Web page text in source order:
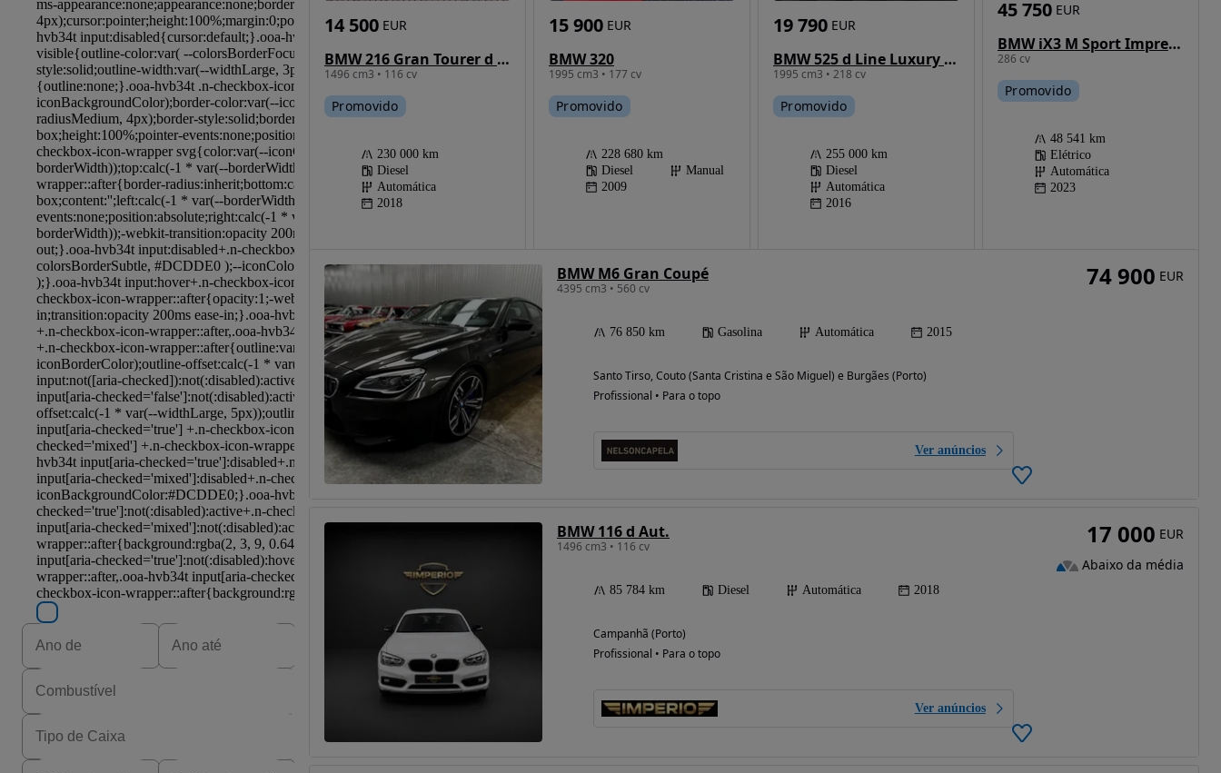
BMW 216 Gran Tourer d Aut. Advantage
1496 cm3 • 116 cv
14 500 EUR
Promovido
230 000 km
Diesel
Automática
2018
BMW 320
1995 cm3 • 177 cv
15 900 EUR
Promovido
228 680 km
Diesel
Manual
2009
BMW 525 d Line Luxury Auto
1995 cm3 • 218 cv
19 790 EUR
Promovido
255 000 km
Diesel
Automática
2016
BMW iX3 M Sport Impressive
286 cv
45 750 EUR
Promovido
48 541 km
Elétrico
Automática
2023
BMW M6 Gran Coupé
4395 cm3 • 560 cv
76 850 km Gasolina Automática 2015
Santo Tirso, Couto (Santa Cristina e São Miguel) e Burgães (Porto)
Profissional • Para o topo
Ver anúncios
74 900 EUR
BMW 116 d Aut.
1496 cm3 • 116 cv
85 784 km Diesel Automática 2018
Campanhã (Porto)
Profissional • Para o topo
Ver anúncios
17 000 EUR
Abaixo da média